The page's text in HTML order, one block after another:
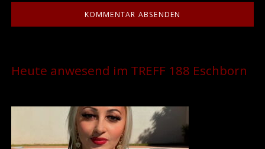
Heute anwesend im TREFF 188 Eschborn